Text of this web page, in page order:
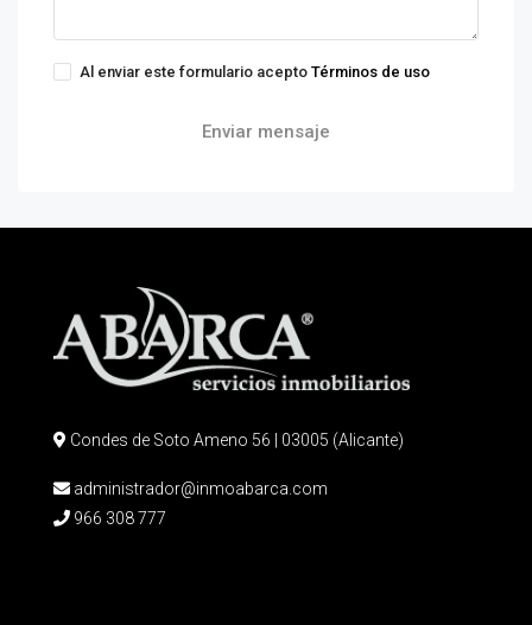
Al enviar este formulario acepto Términos de uso
Enviar mensaje
Condes de Soto Ameno 56 | 03005 (Alicante)
administrador@inmoabarca.com
966 308 777